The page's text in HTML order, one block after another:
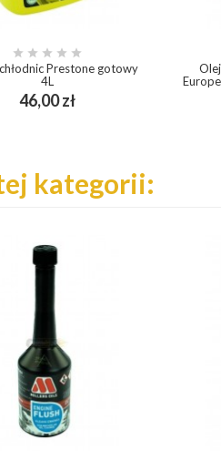
    
Prestone gotowy
4L
46,00 złCena
add_shopping_cart
kategorii: